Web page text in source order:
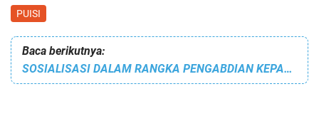
PUISI
Baca berikutnya:
SOSIALISASI DALAM RANGKA PENGABDIAN KEPADA MASYARAKAT DI BIDANG HUKUM